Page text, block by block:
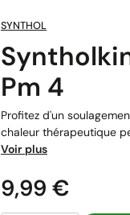
SYNTHOL
Pm 4
Profitez d'un
chaleur thérapeutique
Voir plus
Prix
9,99 €